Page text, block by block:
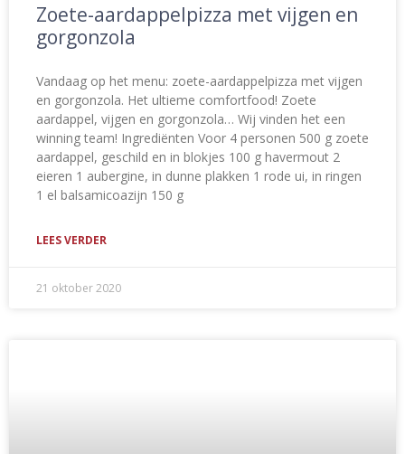
Zoete-aardappelpizza met vijgen en
gorgonzola
Vandaag op het menu: zoete-aardappelpizza met vijgen
en gorgonzola. Het ultieme comfortfood! Zoete
aardappel, vijgen en gorgonzola… Wij vinden het een
winning team! Ingrediënten Voor 4 personen 500 g zoete
aardappel, geschild en in blokjes 100 g havermout 2
eieren 1 aubergine, in dunne plakken 1 rode ui, in ringen
1 el balsamicoazijn 150 g
LEES VERDER
21 oktober 2020